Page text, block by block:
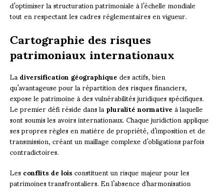
d’optimiser la structuration patrimoniale à l’échelle mondiale
tout en respectant les cadres réglementaires en vigueur.
Cartographie des risques
patrimoniaux internationaux
Ladiversification géographiquedes actifs, bien
qu’avantageuse pour la répartition des risques financiers,
expose le patrimoine à des vulnérabilités juridiques spécifiques.
Le premier défi réside dans lapluralité normativeà laquelle
sont soumis les avoirs internationaux. Chaque juridiction applique
ses propres règles en matière de propriété, d’imposition et de
transmission, créant un maillage complexe d’obligations parfois
contradictoires.
Lesconflits de loisconstituent un risque majeur pour les
patrimoines transfrontaliers. En l’absence d’harmonisation